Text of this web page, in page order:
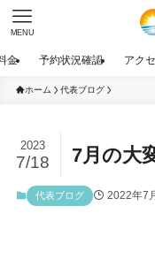
MENU
金 予約状況確認 アク
ホーム 代表ブログ
7月の大
2023
7/18
代表ブログ 2022年7